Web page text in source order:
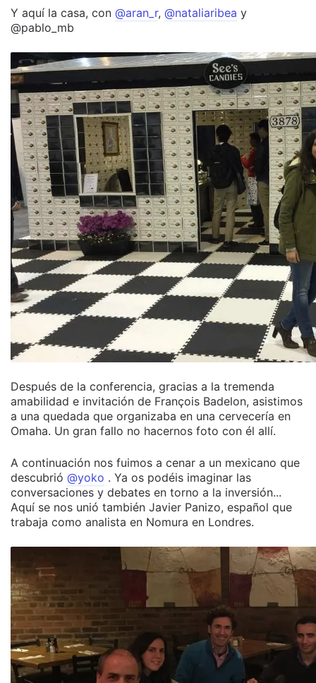
Y aquí la casa, con @aran_r, @nataliaribea y
@pablo_mb
Después de la conferencia, gracias a la tremenda
amabilidad e invitación de François Badelon, asistimos
a una quedada que organizaba en una cervecería en
Omaha. Un gran fallo no hacernos foto con él allí.
A continuación nos fuimos a cenar a un mexicano que
descubrió @yoko . Ya os podéis imaginar las
conversaciones y debates en torno a la inversión...
Aquí se nos unió también Javier Panizo, español que
trabaja como analista en Nomura en Londres.